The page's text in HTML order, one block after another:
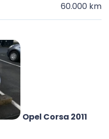
60.000 km
Opel Corsa 2011